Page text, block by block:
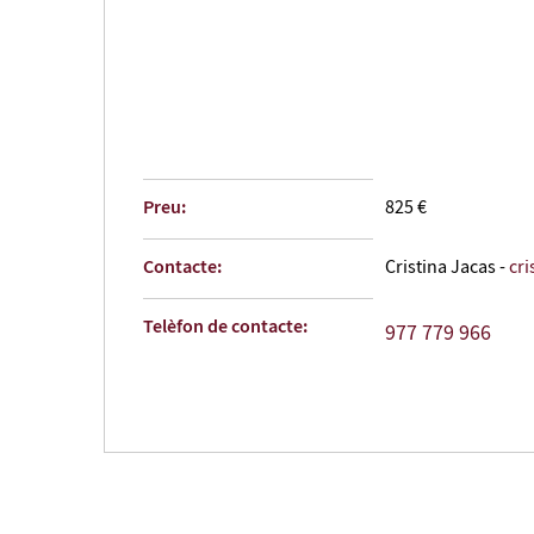
Preu: 825 €
Contacte: Cristina Jacas -
Telèfon de contacte: 977 779 966